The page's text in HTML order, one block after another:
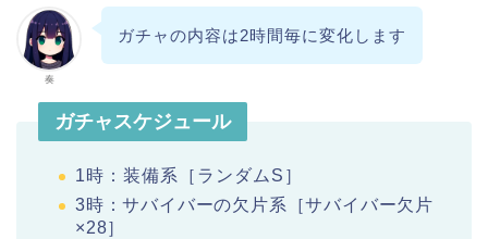
奏
ガチャの内容は2時間毎に変化します
ガチャスケジュール
1時：装備系［ランダムS］
3時：サバイバーの欠片系［サバイバー欠片
×28］